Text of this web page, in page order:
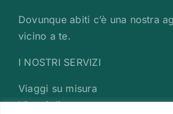
Dovunque abiti c’è una nostra
vicino a te.
I NOSTRI SERVIZI
Viaggi su misura
Viaggi di nozze